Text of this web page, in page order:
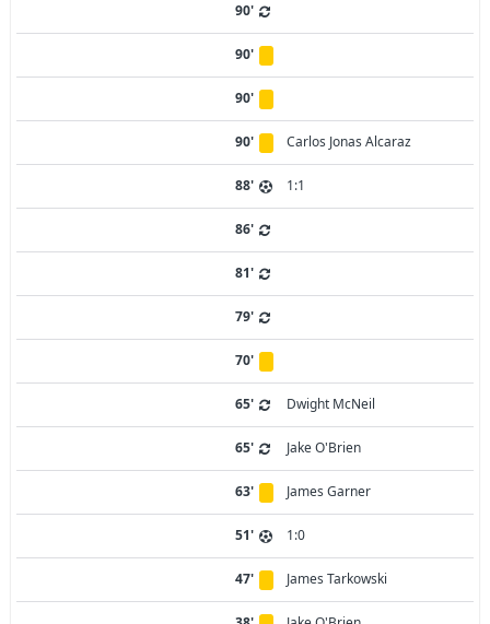
90'
90'
90'
90' Carlos Jonas Alcaraz
88' 1:1
86'
81'
79'
70'
65' Dwight McNeil
65' Jake O'Brien
63' James Garner
51' 1:0
47' James Tarkowski